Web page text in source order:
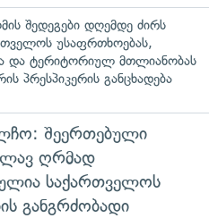
შედეგები დღემდე ძირს
უსაფრთხოებას,
და ტერიტორიულ მთლიანობას
პრესპიკერის განცხადება
შეერთებული
ღრმად
საქართველოს
განგრძობადი